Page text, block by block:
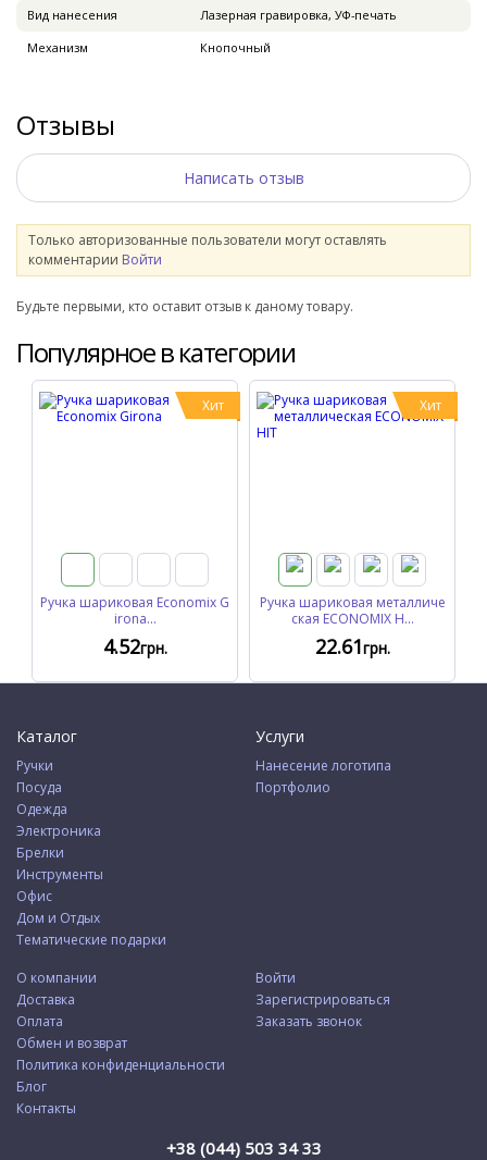
Вид нанесения
Лазерная гравировка, УФ-печать
Механизм
Кнопочный
Отзывы
Написать отзыв
Только авторизованные пользователи могут оставлять
комментарии Войти
Будьте первыми, кто оставит отзыв к даному товару.
Популярное в категории
Хит
Ручка шариковая Economix G
irona...
4.52грн.
Хит
Ручка шариковая металличе
ская ECONOMIX H...
22.61грн.
Каталог
Ручки
Посуда
Одежда
Электроника
Брелки
Инструменты
Офис
Дом и Отдых
Тематические подарки
Услуги
Нанесение логотипа
Портфолио
О компании
Доставка
Оплата
Обмен и возврат
Политика конфиденциальности
Блог
Контакты
Войти
Зарегистрироваться
Заказать звонок
+38 (044) 503 34 33